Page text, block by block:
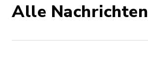
Alle Nachrichten